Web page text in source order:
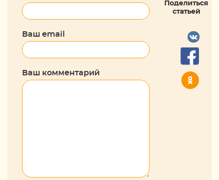
Ваш email
Ваш комментарий
Поделиться
статьей